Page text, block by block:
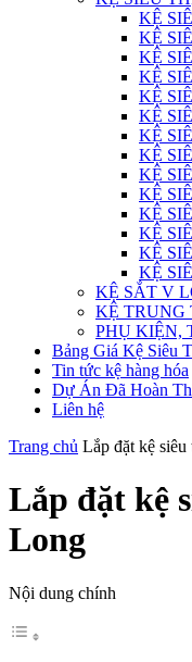
KỆ
KỆ
KỆ
KỆ
KỆ
KỆ
KỆ
KỆ
KỆ
KỆ
KỆ
KỆ
KỆ
KỆ
KỆ SẮT V
KỆ TRUNG
PHỤ KIỆN,
Bảng Giá Kệ Siêu
Tin tức kệ hàng hóa
Dự Án Đã Hoàn
Liên hệ
Trang chủ Lắp đặt kệ
Lắp đặt kệ
Long
Nội dung chính